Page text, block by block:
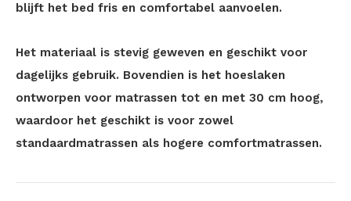
blijft het bed fris en comfortabel aanvoelen.
Het materiaal is stevig geweven en geschikt voor
dagelijks gebruik. Bovendien is het hoeslaken
ontworpen voor matrassen tot en met 30 cm hoog,
waardoor het geschikt is voor zowel
standaardmatrassen als hogere comfortmatrassen.